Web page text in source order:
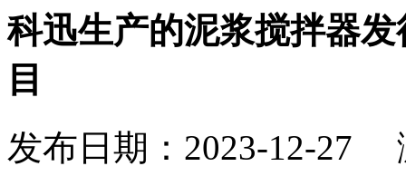
科迅生产的泥浆搅拌器
目
发布日期：2023-12-27